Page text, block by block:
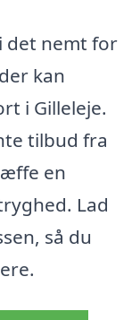
det nemt for
kan
i Gilleleje.
tilbud fra
en
Lad
så du